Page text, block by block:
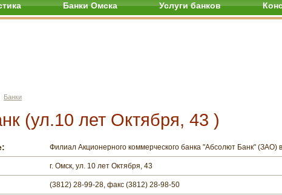
Банки Омска Услуги банков
Банки
(ул.10 лет Октября, 43 )
Филиал Акционерного коммерческого банка "Абсолют Банк" (ЗАО) в
г. Омск, ул. 10 лет Октября, 43
(3812) 28-99-28, факс (3812) 28-98-50